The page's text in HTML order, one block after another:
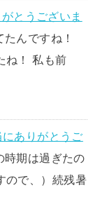
とうございま
んですね！
ね！ 私も前
ありがとうご
時期は過ぎたの
ので、）続残暑